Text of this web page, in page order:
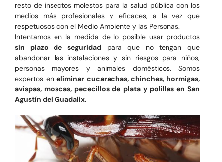
resto de insectos molestos para la salud pública con los
medios más profesionales y eficaces, a la vez que
respetuosos con el Medio Ambiente y las Personas.
Intentamos en la medida de lo posible usar productos
sin plazo de seguridadpara que no tengan que
abandonar las instalaciones y sin riesgos para niños,
personas mayores y animales domésticos. Somos
expertos eneliminar cucarachas, chinches, hormigas,
avispas, moscas, pececillos de plata y polillas en San
Agustín del Guadalix.